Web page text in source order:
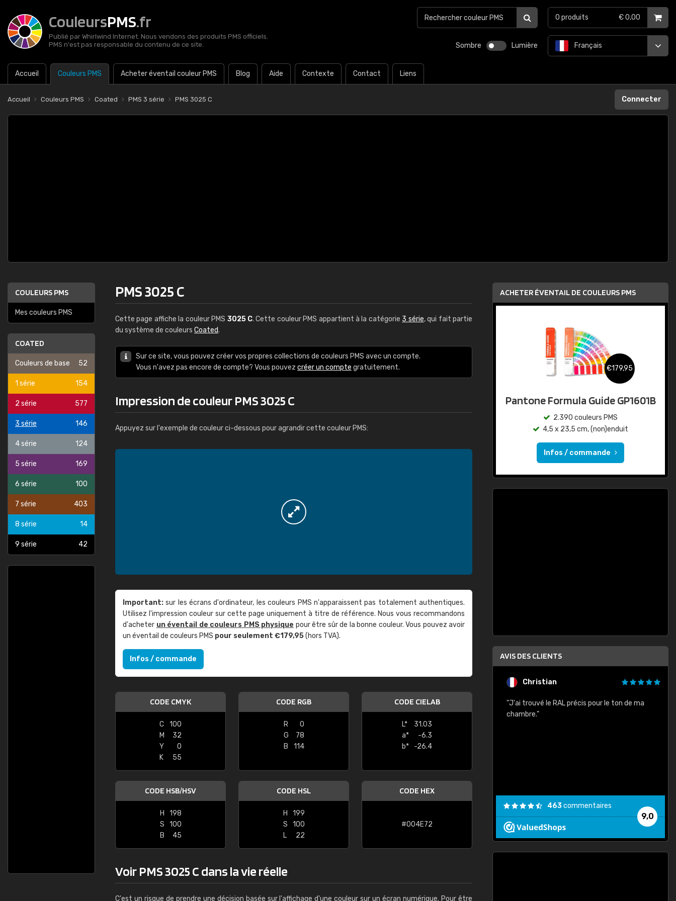
CouleursPMS.fr
Publié par Whirlwind Internet. Nous vendons des produits PMS officiels.
PMS n'est pas responsable du contenu de ce site.
Sombre Lumière
Accueil Couleurs PMS Acheter éventail couleur PMS Blog Aide Contexte Contact Liens
Français
0 produits € 0,00
Accueil Couleurs PMS Coated PMS 3 série PMS 3025 C Connecter
COULEURS PMS
Mes couleurs PMS
COATED
Couleurs de base 52
1 série 154
2 série 577
3 série 146
4 série 124
5 série 169
6 série 100
7 série 403
8 série 14
9 série 42
PMS 3025 C
Cette page affiche la couleur PMS 3025 C. Cette couleur PMS appartient à la catégorie 3 série, qui fait partie
du système de couleurs Coated.
Sur ce site, vous pouvez créer vos propres collections de couleurs PMS avec un compte.
Vous n'avez pas encore de compte? Vous pouvez créer un compte gratuitement.
Impression de couleur PMS 3025 C
Appuyez sur l'exemple de couleur ci-dessous pour agrandir cette couleur PMS:
Important: sur les écrans d'ordinateur, les couleurs PMS n'apparaissent pas totalement authentiques.
Utilisez l'impression couleur sur cette page uniquement à titre de référence. Nous vous recommandons
d'acheter un éventail de couleurs PMS physique pour être sûr de la bonne couleur. Vous pouvez avoir
un éventail de couleurs PMS pour seulement €179,95(hors TVA).
Infos / commande
CODE CMYK
C
100
M
32
Y
0
K
55
CODE RGB
R
0
G
78
B
114
CODE CIELAB
L*
31.03
a*
-6.3
b*
-26.4
CODE HSB/HSV
H
198
S
100
B
45
CODE HSL
H
199
S
100
L
22
CODE HEX
#004E72
Voir PMS 3025 C dans la vie réelle
C'est un risque de prendre une décision basée sur l'affichage d'une couleur sur un écran numérique. Pour être
ACHETER ÉVENTAIL DE COULEURS PMS
€179,95
Pantone Formula Guide GP1601B
2.390 couleurs PMS
4,5 x 23,5 cm, (non)enduit
Infos / commande
AVIS DES CLIENTS
"Le site ne permet pas de voir clairement quels
sont les produits disponibles. Il y a plusieurs
palettes de couleurs: Classic, Design, etc. On ne
comprend pas qui est quoi. La livraison s'est
bien passé et le produit reçu me convient."
Christian
"J'ai trouvé le RAL précis pour le ton de ma
chambre."
9,0
463commentaires